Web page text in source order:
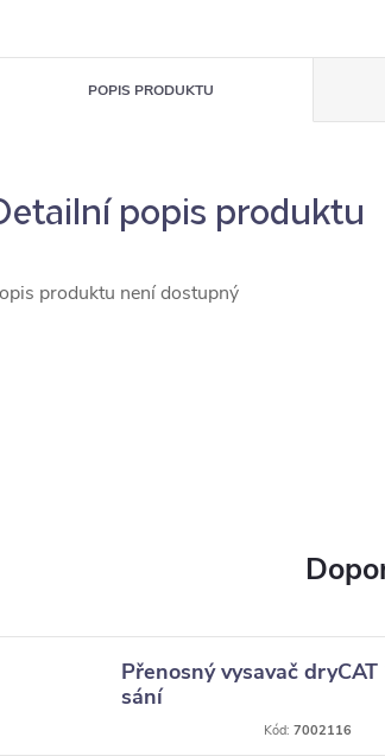
POPIS PRODUKTU
popis produktu
produktu není dostupný
Přenosný vysavač
sání
Kód: 7002116